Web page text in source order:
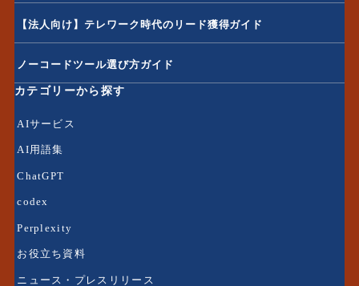
【法人向け】テレワーク時代のリード獲得ガイド
ノーコードツール選び方ガイド
カテゴリーから探す
AIサービス
AI用語集
ChatGPT
codex
Perplexity
お役立ち資料
ニュース・プレスリリース